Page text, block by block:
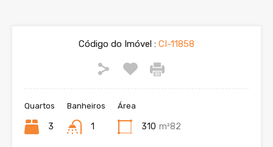
Código do Imóvel : CI-11858
Quartos
3
Banheiros
1
Área
310 m²82